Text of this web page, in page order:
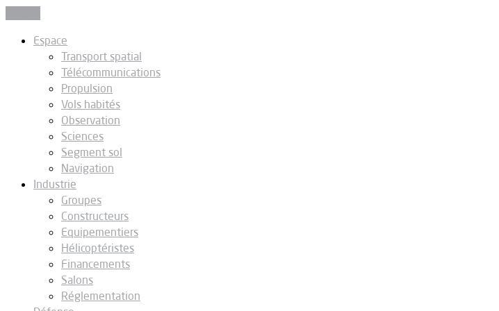
Espace
Transport spatial
Télécommunications
Propulsion
Vols habités
Observation
Sciences
Segment sol
Navigation
Industrie
Groupes
Constructeurs
Equipementiers
Hélicoptéristes
Financements
Salons
Réglementation